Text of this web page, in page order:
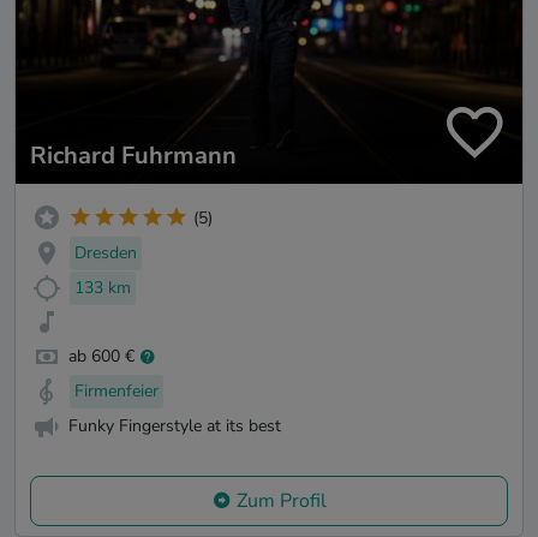
Richard Fuhrmann
(5)
Dresden
133 km
ab 600 €
Firmenfeier
Funky Fingerstyle at its best
Zum Profil